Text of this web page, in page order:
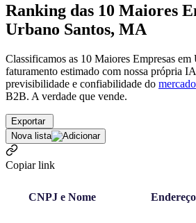
Ranking das 10 Maiores
Urbano Santos, MA
Classificamos as 10 Maiores Empresas
faturamento estimado com nossa própria
previsibilidade e confiabilidade do mercado
B2B. A verdade que vende.
Exportar
Nova lista
Copiar link
CNPJ e Nome Endereço